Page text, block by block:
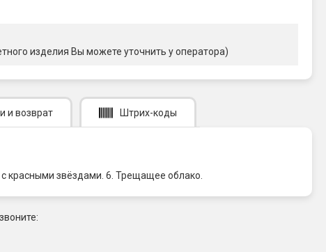
изделия Вы можете уточнить у оператора)
и возврат Штрих-коды
красными звёздами. 6. Трещащее облако.